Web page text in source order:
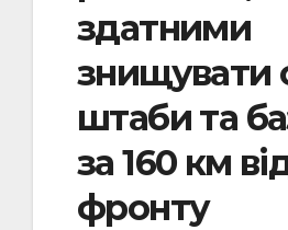
здатними
знищувати
штаби та
за 160 км від
фронту